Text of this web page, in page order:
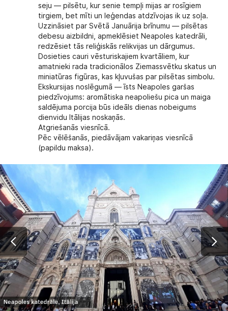
seju — pilsētu, kur senie tempļi mijas ar rosīgiem
tirgiem, bet mīti un leģendas atdzīvojas ik uz soļa.
Uzzināsiet par Svētā Januārija brīnumu — pilsētas
debesu aizbildni, apmeklēsiet Neapoles katedrāli,
redzēsiet tās reliģiskās relikvijas un dārgumus.
Dosieties cauri vēsturiskajiem kvartāliem, kur
amatnieki rada tradicionālos Ziemassvētku skatus un
miniatūras figūras, kas kļuvušas par pilsētas simbolu.
Ekskursijas noslēgumā — īsts Neapoles garšas
piedzīvojums: aromātiska neapoliešu pica un maiga
saldējuma porcija būs ideāls dienas nobeigums
dienvidu Itālijas noskaņās.
Atgriešanās viesnīcā.
Pēc vēlēšanās, piedāvājam vakariņas viesnīcā
(papildu maksa).